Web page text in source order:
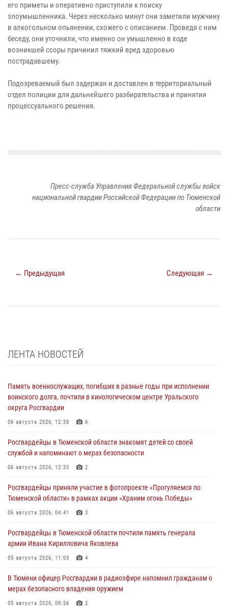
его приметы и оперативно приступили к поиску
злоумышленника. Через несколько минут они заметили мужчину
в алкогольном опьянении, схожего с описанием. Проведя с ним
беседу, они уточнили, что именно он умышленно в ходе
возникшей ссоры причинил тяжкий вред здоровью
пострадавшему.
Подозреваемый был задержан и доставлен в территориальный
отдел полиции для дальнейшего разбирательства и принятия
процессуального решения.
Пресс-служба Управления Федеральной службы войск
национальной гвардии Российской Федерации по Тюменской
области
← Предыдущая Следующая →
ЛЕНТА НОВОСТЕЙ
Память военнослужащих, погибших в разные годы при исполнении
воинского долга, почтили в кинологическом центре Уральского
округа Росгвардии
06 августа 2026, 12:38 6
Росгвардейцы в Тюменской области знакомят детей со своей
службой и напоминают о мерах безопасности
06 августа 2026, 12:33 2
Росгвардейцы приняли участие в фотопроекте «Прогуляемся по
Тюменской области» в рамках акции «Храним огонь Победы»
06 августа 2026, 04:41 3
Росгвардейцы в Тюменской области почтили память генерала
армии Ивана Кирилловича Яковлева
05 августа 2026, 11:03 4
В Тюмени офицер Росгвардии в радиоэфире напомнил гражданам о
мерах безопасного владения оружием
05 августа 2026, 09:56 2